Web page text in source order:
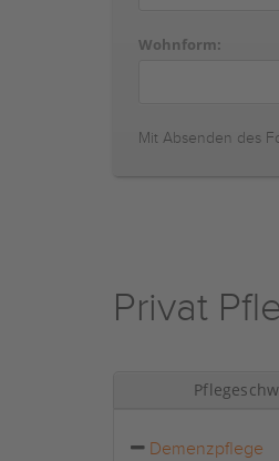
Wohnform:
Mit Absenden des
Privat
Demenzpflege